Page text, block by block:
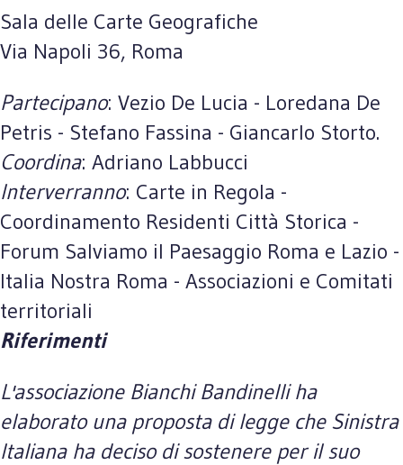
Sala delle Carte Geografiche
Via Napoli 36, Roma
Partecipano: Vezio De Lucia - Loredana De
Petris - Stefano Fassina - Giancarlo Storto.
Coordina: Adriano Labbucci
Interverranno: Carte in Regola -
Coordinamento Residenti Città Storica -
Forum Salviamo il Paesaggio Roma e Lazio -
Italia Nostra Roma - Associazioni e Comitati
territoriali
Riferimenti
L'associazione Bianchi Bandinelli ha
elaborato una proposta di legge che Sinistra
Italiana ha deciso di sostenere per il suo